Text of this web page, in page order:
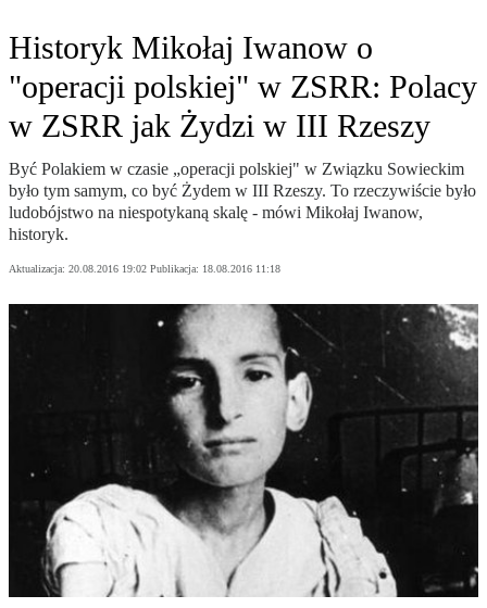
Historyk Mikołaj Iwanow o
"operacji polskiej" w ZSRR: Polacy
w ZSRR jak Żydzi w III Rzeszy
Być Polakiem w czasie „operacji polskiej" w Związku Sowieckim
było tym samym, co być Żydem w III Rzeszy. To rzeczywiście było
ludobójstwo na niespotykaną skalę - mówi Mikołaj Iwanow,
historyk.
Aktualizacja: 20.08.2016 19:02 Publikacja: 18.08.2016 11:18